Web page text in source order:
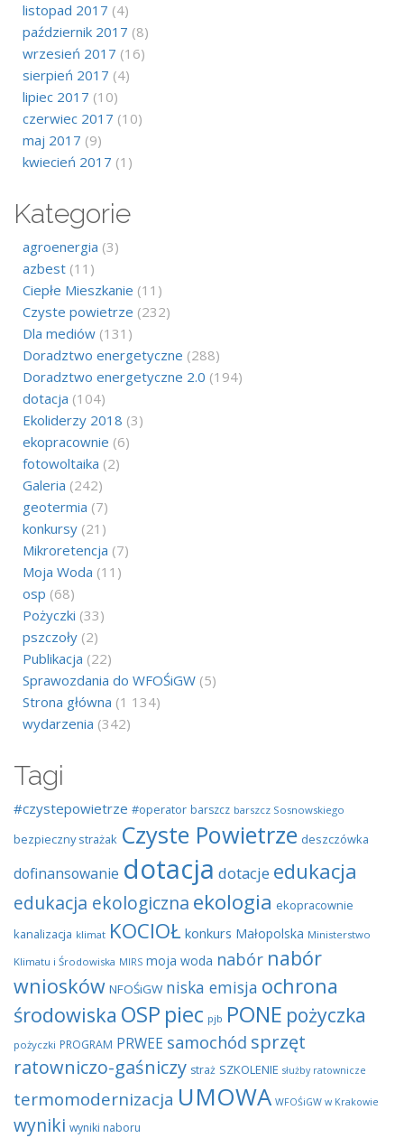
listopad 2017 (4)
październik 2017 (8)
wrzesień 2017 (16)
sierpień 2017 (4)
lipiec 2017 (10)
czerwiec 2017 (10)
maj 2017 (9)
kwiecień 2017 (1)
Kategorie
agroenergia (3)
azbest (11)
Ciepłe Mieszkanie (11)
Czyste powietrze (232)
Dla mediów (131)
Doradztwo energetyczne (288)
Doradztwo energetyczne 2.0 (194)
dotacja (104)
Ekoliderzy 2018 (3)
ekopracownie (6)
fotowoltaika (2)
Galeria (242)
geotermia (7)
konkursy (21)
Mikroretencja (7)
Moja Woda (11)
osp (68)
Pożyczki (33)
pszczoły (2)
Publikacja (22)
Sprawozdania do WFOŚiGW (5)
Strona główna (1 134)
wydarzenia (342)
Tagi
#czystepowietrze #operator barszcz barszcz Sosnowskiego
bezpieczny strażak Czyste Powietrze deszczówka
dofinansowanie dotacja dotacje edukacja
edukacja ekologiczna ekologia ekopracownie
kanalizacja klimat KOCIOŁ konkurs Małopolska Ministerstwo
Klimatu i Środowiska MIRS moja woda nabór nabór
wniosków NFOŚiGW niska emisja ochrona
środowiska OSP piec pjb PONE pożyczka
pożyczki PROGRAM PRWEE samochód sprzęt
ratowniczo-gaśniczy straż SZKOLENIE służby ratownicze
termomodernizacja UMOWA WFOŚiGW w Krakowie
wyniki wyniki naboru